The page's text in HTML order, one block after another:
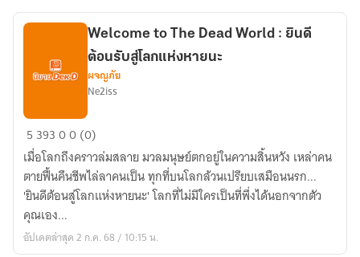
Welcome
to
The
Dead
World
:
ยินดี
Welcome to The Dead World : ยินดี
ต้อนรับสู่โลกแห่งหายนะ
ผจญภัย
Ne2iss
5 39300 (0)
เมื่อโลกถึงคราวล่มสลาย มวลมนุษย์ตกอยู่ในความสิ้นหวัง เหล่าคน
ตายฟื้นคืนชีพไล่ลาคนเป็น ทุกที่บนโลกล้วนเปรียบเสมือนนรก...
'ยินดีต้อนสู่โลกแห่งหายนะ' โลกที่ไม่มีใครเป็นที่พึ่งได้นอกจากตัว
คุณเอง...
อัปเดตล่าสุด 2 ก.ค. 68 / 10:15 น.